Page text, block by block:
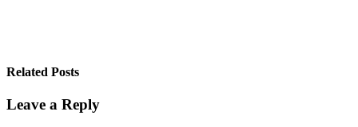
Related Posts
Leave a Reply